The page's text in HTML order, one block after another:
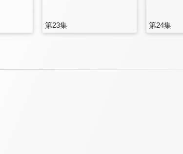
第23集 第24集